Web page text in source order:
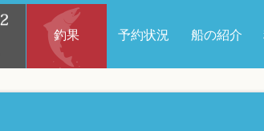
釣果 予約状況 船の紹介